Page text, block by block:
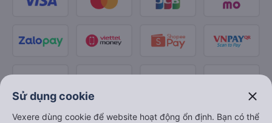
Sử dụng cookie close
Vexere dùng cookie để website hoạt động ổn định. Bạn có thể